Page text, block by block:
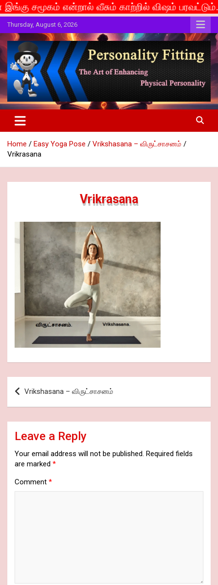
வீசும் காற்றில் விஷம் பரவட்டும்... If caste is
Skip
to
content
Thursday, August 6, 2026
Personality Fitting
The Art of Enhancing Physical Personality
Home Easy Yoga Pose
Vrikshasana – விருட்சாசனம்
Vrikrasana
Vrikrasana
Post
navigation
Vrikshasana – விருட்சாசனம்
Leave a Reply
Your email address will not be published. Required fields
are marked *
Comment *